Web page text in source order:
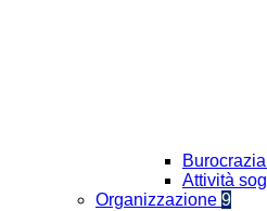
Attività
Organizzazione 9